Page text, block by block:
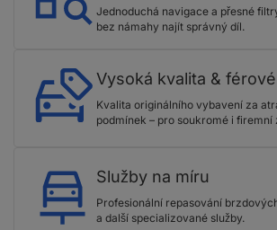
Jednoduchá navigace a přesné
bez námahy najít správný díl.
Vysoká kvalita &
Kvalita originálního vybavení za
podmínek – pro soukromé i firemní
Služby na míru
Profesionální repasování
a další specializované služby.